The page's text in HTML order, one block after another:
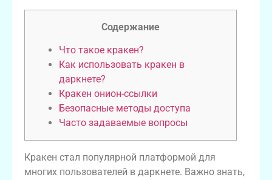
Содержание
Что такое кракен?
Как использовать кракен в
даркнете?
Кракен онион-ссылки
Безопасные методы доступа
Часто задаваемые вопросы
Кракен стал популярной платформой для
многих пользователей в даркнете. Важно знать,